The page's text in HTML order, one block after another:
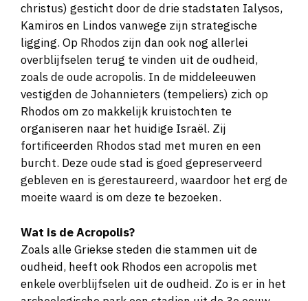
christus) gesticht door de drie stadstaten Ialysos,
Kamiros en Lindos vanwege zijn strategische
ligging. Op Rhodos zijn dan ook nog allerlei
overblijfselen terug te vinden uit de oudheid,
zoals de oude acropolis. In de middeleeuwen
vestigden de Johannieters (tempeliers) zich op
Rhodos om zo makkelijk kruistochten te
organiseren naar het huidige Israël. Zij
fortificeerden Rhodos stad met muren en een
burcht. Deze oude stad is goed gepreserveerd
gebleven en is gerestaureerd, waardoor het erg de
moeite waard is om deze te bezoeken.
Wat is de Acropolis?
Zoals alle Griekse steden die stammen uit de
oudheid, heeft ook Rhodos een acropolis met
enkele overblijfselen uit de oudheid. Zo is er in het